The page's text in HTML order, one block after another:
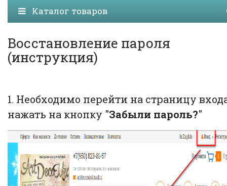
Каталог товаров
Восстановление пароля
(инструкция)
1. Необходимо перейти на страницу
нажать на кнопку "Забыли пароль?"